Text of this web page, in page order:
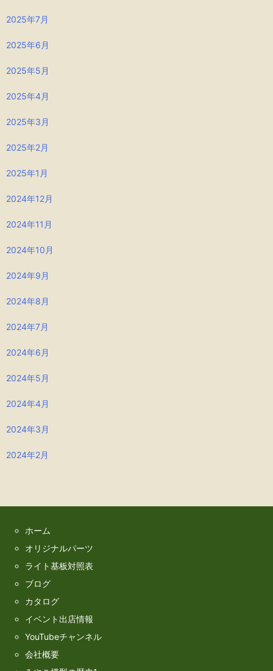
2025年7月
2025年6月
2025年5月
2025年4月
2025年3月
2025年2月
2025年1月
2024年12月
2024年11月
2024年10月
2024年9月
2024年8月
2024年7月
2024年6月
2024年5月
2024年4月
2024年3月
2024年2月
ホーム
オリジナルパーツ
ライト基板対照表
ブログ
カタログ
イベント出店情報
YouTubeチャンネル
会社概要